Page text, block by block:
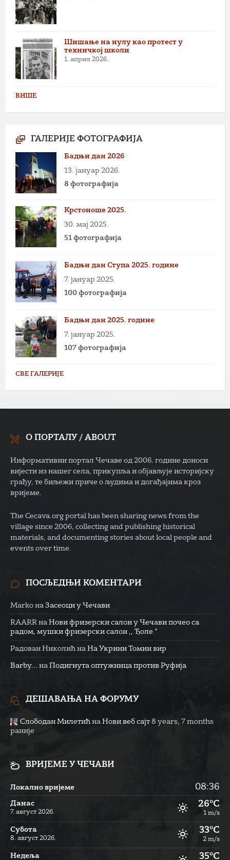
Шишање на нулу као протест у
техничкој школи
1. април 2026.
ВИШЕ
ГАЛЕРИЈЕ ФОТОГРАФИЈА
Бадњи дан 2026
13. јануар 2026.
8 фотографија
Крстоноше 2025.
30. мај 2025.
51 фотографија
Бадњи дан Ступа 2025. године
7. јануар 2025.
100 фотографија
Бадњи дан 2025. године
7. јануар 2025.
107 фотографија
СВЕ ГАЛЕРИЈЕ
О ПОРТАЛУ / ABOUT
Информативни портал Чечаве од 2006. године доноси
вијести из нашег села, прикупља и објављује историјску
грађу, те биљежи приче о људима и догађајима кроз
вријеме.
The Cecava.org portal has been sharing news from the
village since 2006, collecting and publishing historical
materials, and documenting stories about local people and
events over time.
ПОСЉЕДЊИ КОМЕНТАРИ
Marko на Засеоци у Чечави
RAARR на Нови фризерски салон у Чечави почео са
радом, мушки фризерски салон ,, Ђоле “
Радован Николић на На Укрини Томин вир
Barby... на Подигнута оптужница против Руфија
ДЕШАВАЊА НА ФОРУМУ
Слободан Милетић на Нови веб сајт 8 years, 7 months
раније
ВРИЈЕМЕ У ЧЕЧАВИ
Локално вријеме 08:36
Данас
7. август 2026.
26°C
1 m/s
Субота
8. август 2026.
33°C
2 m/s
Недеља 35°C